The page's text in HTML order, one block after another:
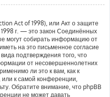
Act of 1998), или Акт о защите
г. — это закон Соединённых
могут собирать информацию от
на это письменное согласие
подтверждения того, что
от несовершеннолетних
ли это к вам, как к
к самой конференции,
Обратите внимание, что phpBB
не может давать